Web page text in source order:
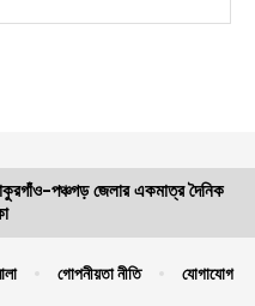
পঞ্চগড় জেলার একমাত্র দৈনিক
গোপনীয়তা নীতি যোগাযোগ